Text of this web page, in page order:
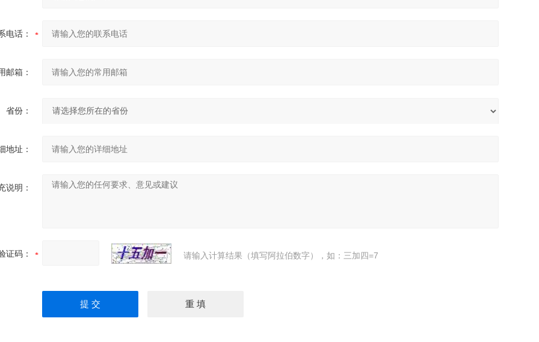
电话：
邮箱：
省份：
地址：
说明：
证码： 请输入计算结果（填写阿拉伯数字），如：三加四=7